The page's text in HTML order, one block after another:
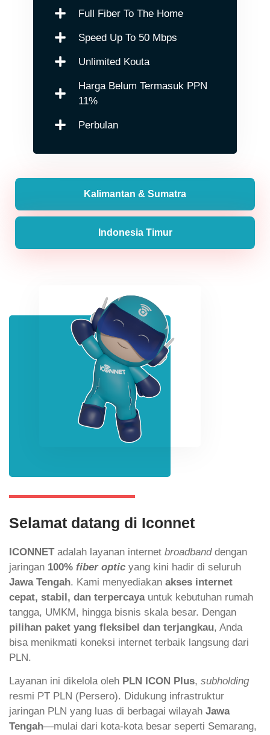
Kalimantan & Sumatra
Indonesia Timur
Full Fiber To The Home
Speed Up To 50 Mbps
Unlimited Kouta
Harga Belum Termasuk PPN
11%
Perbulan
Selamat datang di Iconnet
ICONNETadalah layanan internet broadbanddengan
jaringan 100% fiber optic yang kini hadir di seluruh
Jawa Tengah. Kami menyediakan akses internet
cepat, stabil, dan terpercayauntuk kebutuhan rumah
tangga, UMKM, hingga bisnis skala besar. Dengan
pilihan paket yang fleksibel dan terjangkau, Anda
bisa menikmati koneksi internet terbaik langsung dari
PLN.
Layanan ini dikelola oleh PLN ICON Plus, subholding
resmi PT PLN (Persero). Didukung infrastruktur
jaringan PLN yang luas di berbagai wilayah Jawa
Tengah—mulai dari kota-kota besar seperti Semarang,